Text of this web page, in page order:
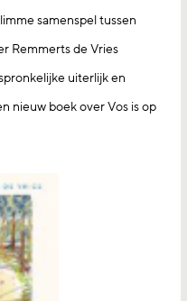
samenspel tussen
Remmerts de Vries
uiterlijk en
nieuw boek over Vos is op